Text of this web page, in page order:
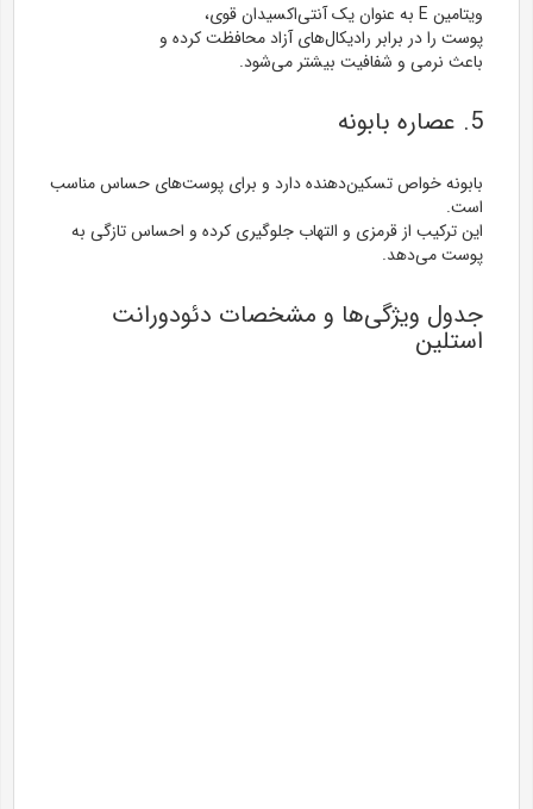
ویتامین E به عنوان یک آنتی‌اکسیدان قوی،
پوست را در برابر رادیکال‌های آزاد محافظت کرده و
باعث نرمی و شفافیت بیشتر می‌شود.
5. عصاره بابونه
بابونه خواص تسکین‌دهنده دارد و برای پوست‌های حساس مناسب
است.
این ترکیب از قرمزی و التهاب جلوگیری کرده و احساس تازگی به
پوست می‌دهد.
جدول ویژگی‌ها و مشخصات دئودورانت
استلین